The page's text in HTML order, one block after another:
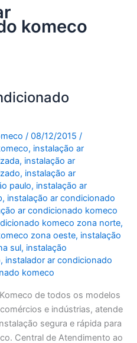
komeco
/08/12/2015 /
, instalação ar
, instalação ar
, instalação ar
paulo, instalação ar
, instalação ar condicionado
ar condicionado komeco
komeco zona norte,
zona oeste, instalação
sul, instalação
, instalador ar condicionado
komeco
de todos os modelos
e indústrias, atende
segura e rápida para
Central de Atendimento ao